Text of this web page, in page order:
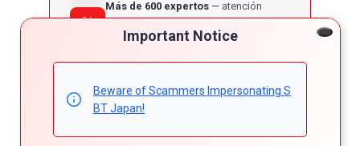
Important Notice
Beware of Scammers Impersonating S
BT Japan!
Más de 600 expertos
atención
compra
Más de 6,000 reseñas globales